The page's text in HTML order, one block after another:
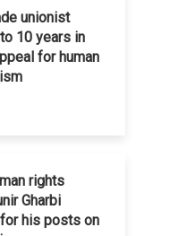
unionist
10 years in
for human
rights
Gharbi
his posts on